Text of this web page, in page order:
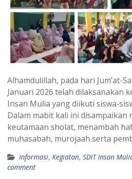
Alhamdulillah, pada hari Jum’at-
Januari 2026 telah dilaksanakan
Insan Mulia yang diikuti siswa-
Dalam mabit kali ini disampaikan
keutamaan sholat, menambah
muhasabah, murojaah serta
Informasi, Kegiatan, SDIT Insan
comment